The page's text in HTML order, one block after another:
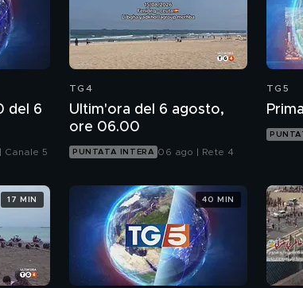
del 6
Canale 5
TG4
Ultim'ora del 6 agosto,
ore 06.00
PUNTATA INTERA 06 ago | Rete 4
TG5
17 MIN 40 MIN